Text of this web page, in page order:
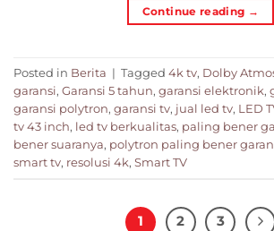
Continue reading →
Posted in Berita | Tagged 4k tv, Dolby
garansi, Garansi 5 tahun, garansi elektronik,
garansi polytron, garansi tv, jual led tv, LED
tv 43 inch, led tv berkualitas, paling bener
bener suaranya, polytron paling bener
smart tv, resolusi 4k, Smart TV
1 2 3